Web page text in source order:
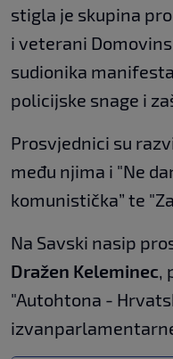
stigla je skupina
i veterani
sudionika
policijske snage i
Prosvjednici su
među njima i "Ne
komunistička” te
Na Savski nasip
Dražen Keleminec,
"Autohtona -